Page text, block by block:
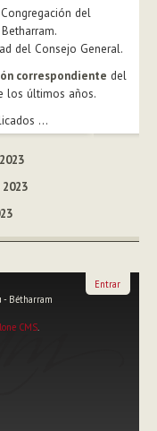
del
del Consejo General.
correspondiente del
los últimos años.
...
- Bétharram
CMS.
Entrar